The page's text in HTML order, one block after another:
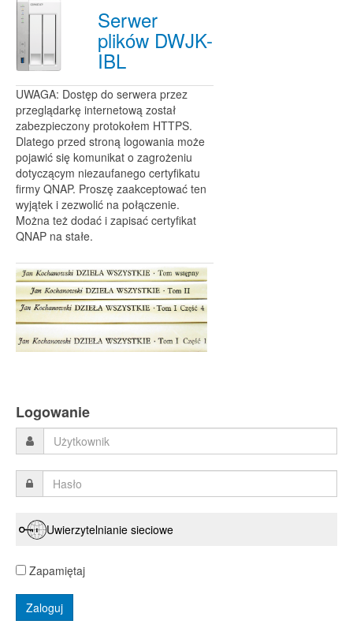
Serwer
plików DWJK-
IBL
UWAGA: Dostęp do serwera przez
przeglądarkę internetową został
zabezpieczony protokołem HTTPS.
Dlatego przed stroną logowania może
pojawić się komunikat o zagrożeniu
dotyczącym niezaufanego certyfikatu
firmy QNAP. Proszę zaakceptować ten
wyjątek i zezwolić na połączenie.
Można też dodać i zapisać certyfikat
QNAP na stałe.
Logowanie
Uwierzytelnianie sieciowe
Zapamiętaj